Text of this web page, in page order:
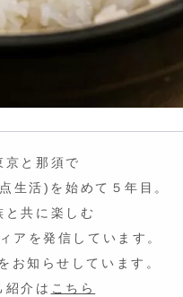
京と那須で
生活)を始めて５年目。
と共に楽しむ
ア を発信しています。
お知らせしています。
紹介は こちら